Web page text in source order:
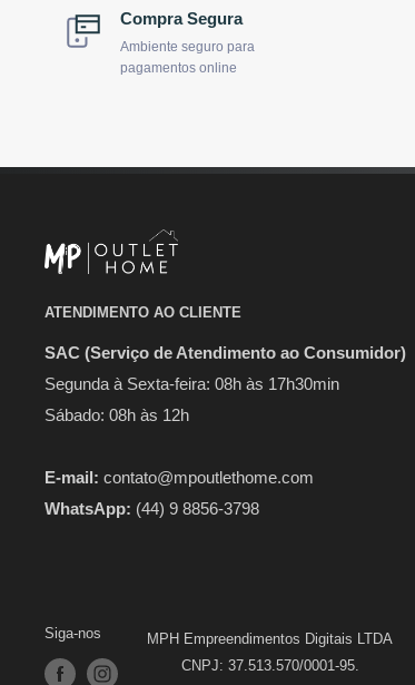
Compra Segura
Ambiente seguro para
pagamentos online
ATENDIMENTO AO CLIENTE
SAC (Serviço de Atendimento ao Consumidor)
Segunda à Sexta-feira: 08h às 17h30min
Sábado: 08h às 12h
E-mail: contato@mpoutlethome.com
WhatsApp: (44) 9 8856-3798
Siga-nos
MPH Empreendimentos Digitais LTDA
CNPJ: 37.513.570/0001-95.